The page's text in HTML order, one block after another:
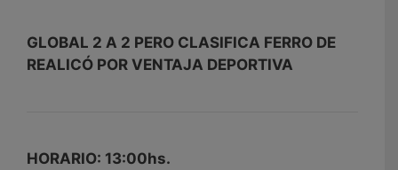
GLOBAL 2 A 2 PERO CLASIFICA FERRO DE
REALICÓ POR VENTAJA DEPORTIVA
HORARIO: 13:00hs.